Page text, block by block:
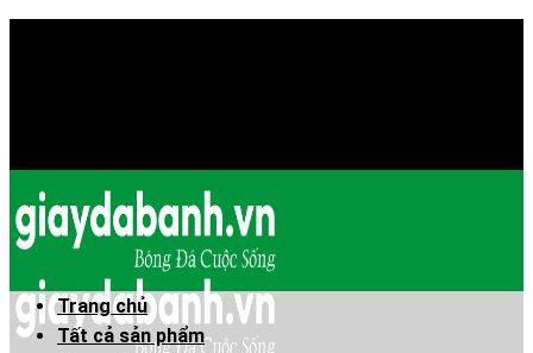
Trang chủ
Tất cả sản phẩm